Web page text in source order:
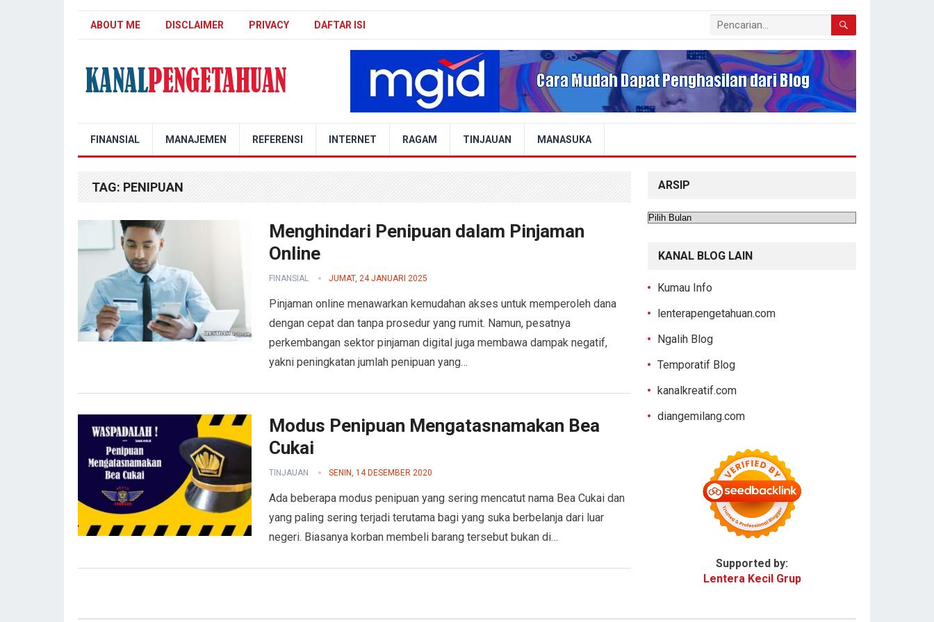
ABOUT ME DISCLAIMER PRIVACY DAFTAR ISI
FINANSIAL MANAJEMEN REFERENSI INTERNET RAGAM TINJAUAN MANASUKA
TAG: PENIPUAN
Menghindari Penipuan dalam Pinjaman
Online
FINANSIAL JUMAT, 24 JANUARI 2025
Pinjaman online menawarkan kemudahan akses untuk memperoleh dana
dengan cepat dan tanpa prosedur yang rumit. Namun, pesatnya
perkembangan sektor pinjaman digital juga membawa dampak negatif,
yakni peningkatan jumlah penipuan yang…
Modus Penipuan Mengatasnamakan Bea
Cukai
TINJAUAN SENIN, 14 DESEMBER 2020
Ada beberapa modus penipuan yang sering mencatut nama Bea Cukai dan
yang paling sering terjadi terutama bagi yang suka berbelanja dari luar
negeri. Biasanya korban membeli barang tersebut bukan di…
ARSIP
Arsip
KANAL BLOG LAIN
Kumau Info
lenterapengetahuan.com
Ngalih Blog
Temporatif Blog
kanalkreatif.com
diangemilang.com
Supported by:
Lentera Kecil Grup